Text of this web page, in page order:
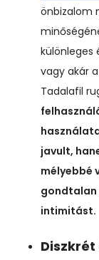
önbizalom
különleges
vagy akár
Tadalafil
javult,
mélyebbé
gondtalan
intimitást.